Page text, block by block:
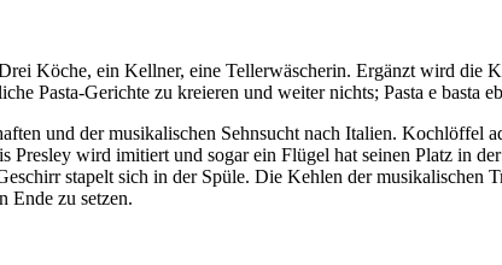
Köche, ein Kellner, eine Tellerwäscherin. Ergänzt wird die
Pasta-Gerichte zu kreieren und weiter nichts; Pasta e basta
und der musikalischen Sehnsucht nach Italien. Kochlöffel
Presley wird imitiert und sogar ein Flügel hat seinen Platz in
stapelt sich in der Spüle. Die Kehlen der musikalischen
Ende zu setzen.